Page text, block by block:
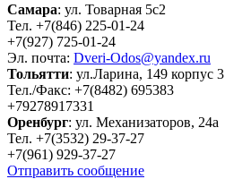
Самара: ул. Товарная 5c2
Тел. +7(846) 225-01-24
+7(927) 725-01-24
Эл. почта: Dveri-Odos@yandex.ru
Тольятти: ул.Ларина, 149 корпус 3
Тел./Факс: +7(8482) 695383
+79278917331
Оренбург: ул. Механизаторов, 24а
Тел. +7(3532) 29-37-27
+7(961) 929-37-27
Отправить сообщение